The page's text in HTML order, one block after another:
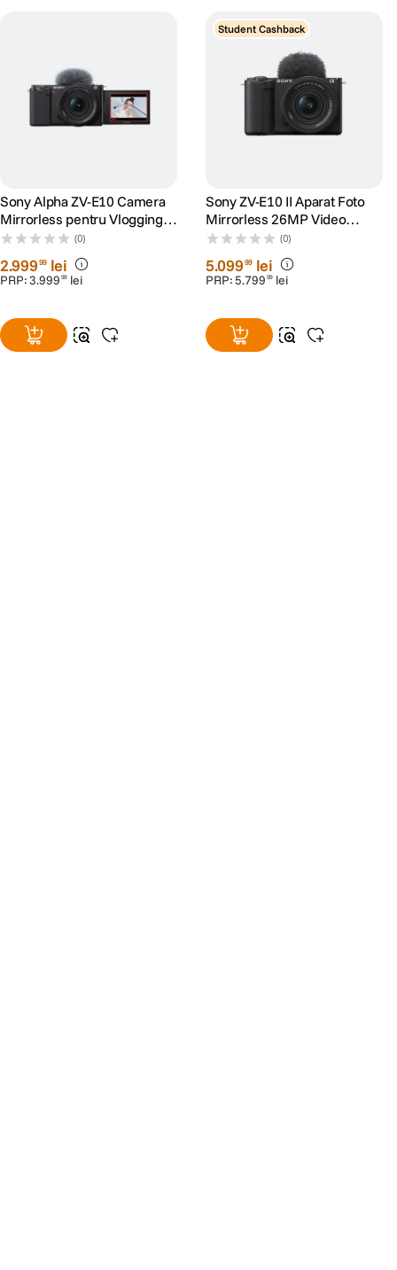
Sony Alpha ZV-E10 Camera
Mirrorless pentru Vlogging
4K Kit cu Obiectiv 16-50mm
(0)
2.99999 lei
PRP:3.999 99 lei
Student Cashback
Sony ZV-E10 II Aparat Foto
Mirrorless 26MP Video
4K60p Kit cu Obiectiv 16-
50mm mk2
(0)
5.09999 lei
PRP:5.799 99 lei